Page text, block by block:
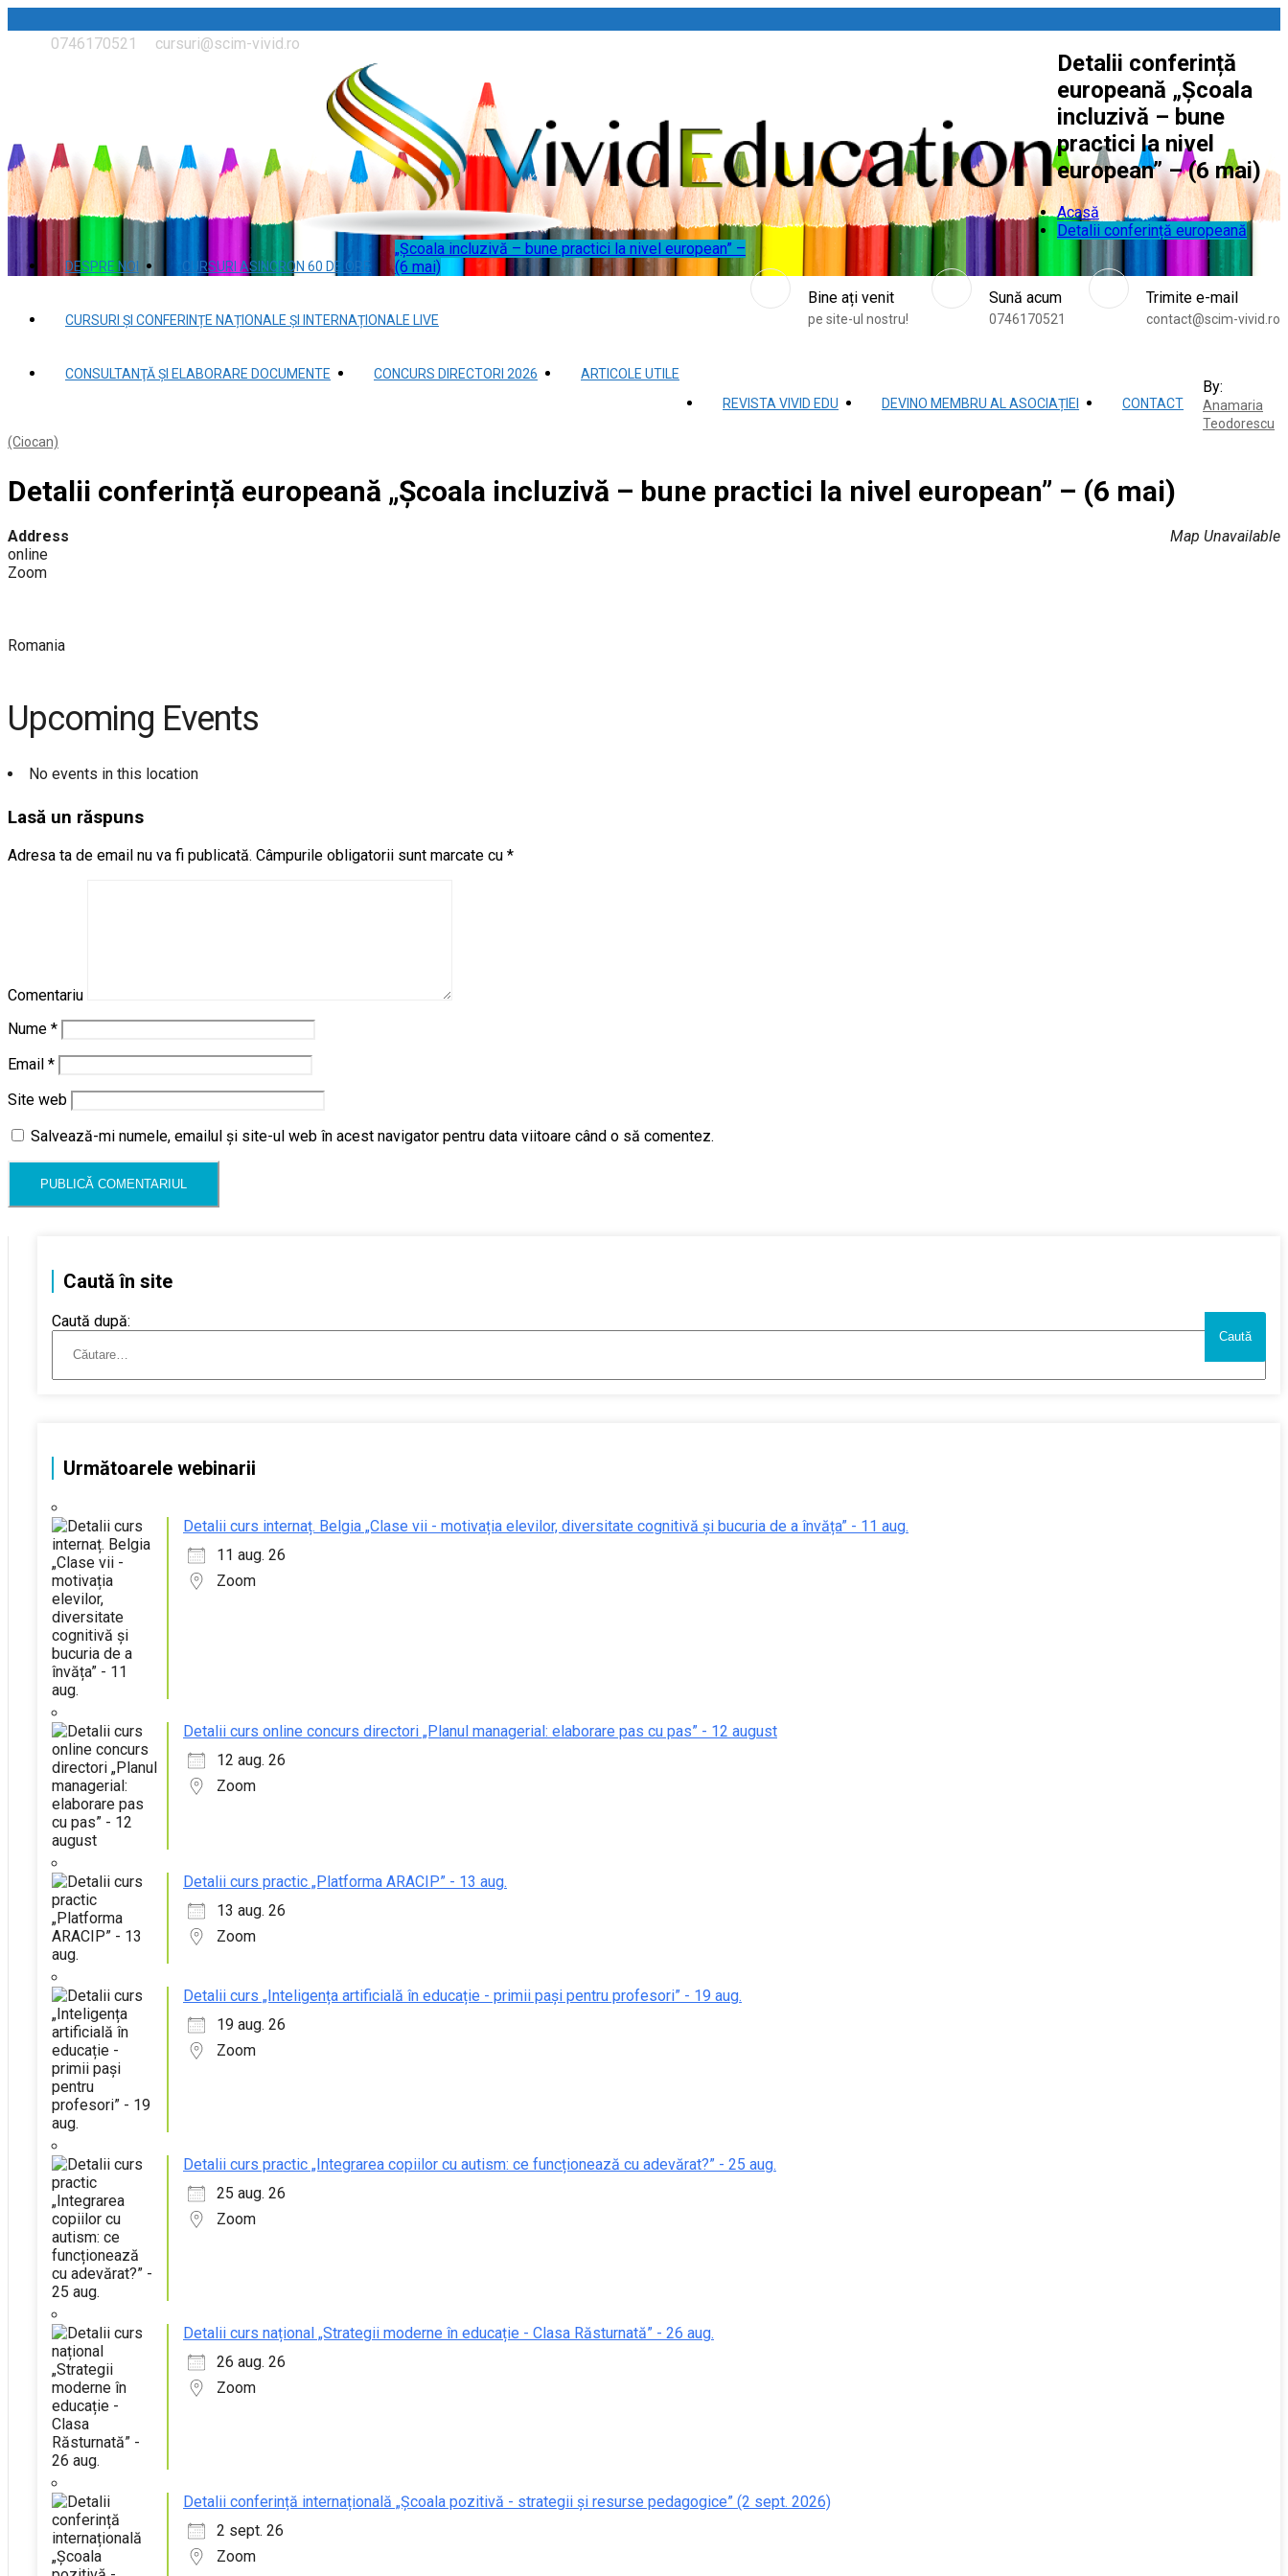
0746170521 cursuri@scim-vivid.ro
Bine ați venit
pe site-ul nostru!
Sună acum
0746170521
Trimite e-mail
contact@scim-vivid.ro
DESPRE NOI CURSURI ASINCRON 60 DE ORE
CURSURI ȘI CONFERINȚE NAȚIONALE ȘI INTERNAȚIONALE LIVE
CONSULTANŢĂ ȘI ELABORARE DOCUMENTE CONCURS DIRECTORI 2026
ARTICOLE UTILE
REVISTA VIVID EDU
DEVINO MEMBRU AL ASOCIAȚIEI CONTACT
Detalii conferință
europeană „Școala
incluzivă – bune
practici la nivel
european” – (6 mai)
Acasă
Detalii conferință europeană
„Școala incluzivă – bune practici la nivel european” –
(6 mai)
By:
Anamaria
Teodorescu
(Ciocan)
Detalii conferință europeană „Școala incluzivă – bune practici la nivel european” – (6 mai)
Map Unavailable
Address
online
Zoom
Romania
Upcoming Events
No events in this location
Lasă un răspuns
Adresa ta de email nu va fi publicată. Câmpurile obligatorii sunt marcate cu *
Comentariu
Nume *
Email *
Site web
Salvează-mi numele, emailul și site-ul web în acest navigator pentru data viitoare când o să comentez.
Caută în site
Caută după:
Următoarele webinarii
Detalii curs internaț. Belgia „Clase vii - motivația elevilor, diversitate cognitivă și bucuria de a învăța” - 11 aug.
11 aug. 26
Zoom
Detalii curs online concurs directori „Planul managerial: elaborare pas cu pas” - 12 august
12 aug. 26
Zoom
Detalii curs practic „Platforma ARACIP” - 13 aug.
13 aug. 26
Zoom
Detalii curs „Inteligența artificială în educație - primii pași pentru profesori” - 19 aug.
19 aug. 26
Zoom
Detalii curs practic „Integrarea copiilor cu autism: ce funcționează cu adevărat?” - 25 aug.
25 aug. 26
Zoom
Detalii curs național „Strategii moderne în educație - Clasa Răsturnată” - 26 aug.
26 aug. 26
Zoom
Detalii conferință internațională „Școala pozitivă - strategii și resurse pedagogice” (2 sept. 2026)
2 sept. 26
Zoom